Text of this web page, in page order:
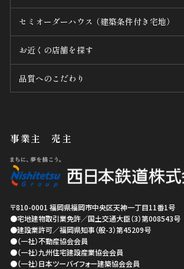
セミオーダーハウス （建築条件付き宅地）
お近くの店舗を探す
品質へのこだわり
事業主 売主
〒810-0001 福岡県福岡市中央区天神一丁目11番1号
●宅地建物取引業免許／国土交通大臣（3）第008543号
●建設業許可／福岡県知事（般-3）第45209号
●（一社）不動産協会会員
●（一社）九州住宅建設産業協会会員
●（一社）日本ツーバイフォー建築協会会員